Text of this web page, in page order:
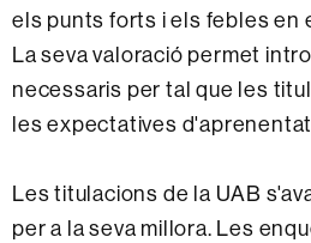
els punts forts i els febles en
La seva valoració permet
necessaris per tal que les
les expectatives
Les titulacions de la UAB
per a la seva millora. Les